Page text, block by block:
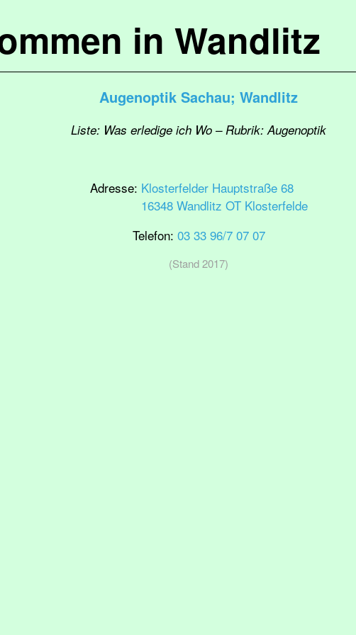
in Wandlitz
Augenoptik Sachau; Wandlitz
Liste: Was erledige ich Wo – Rubrik: Augenoptik
Adresse: Klosterfelder Hauptstraße 68
16348 Wandlitz OT Klosterfelde
Telefon: 03 33 96/7 07 07
(Stand 2017)